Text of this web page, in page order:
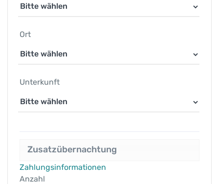
Ort
Unterkunft
Zusatzübernachtung
Zahlungsinformationen
Anzahl